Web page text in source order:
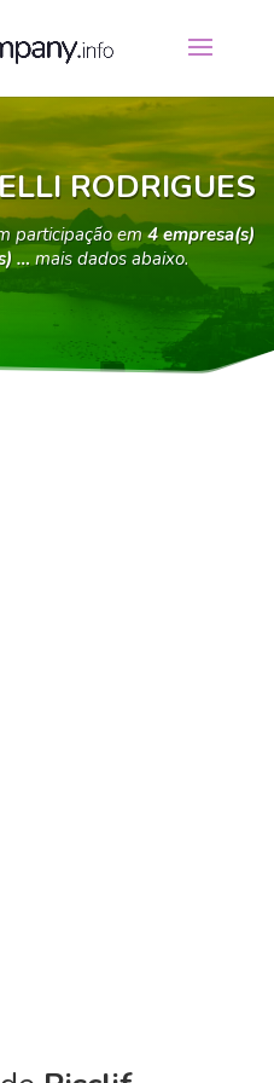
RODRIGUES
participação em4 empresa(s)
…mais dados abaixo.